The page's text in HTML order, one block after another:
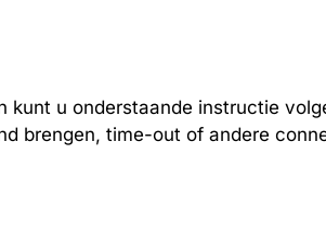
kunt u onderstaande instructie
brengen, time-out of andere